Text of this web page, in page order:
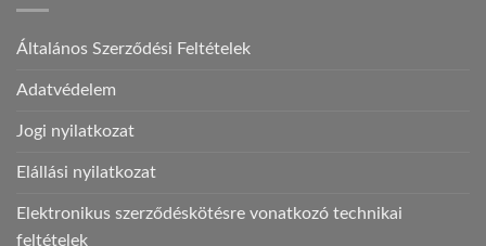
Általános Szerződési Feltételek
Adatvédelem
Jogi nyilatkozat
Elállási nyilatkozat
Elektronikus szerződéskötésre vonatkozó technikai
feltételek